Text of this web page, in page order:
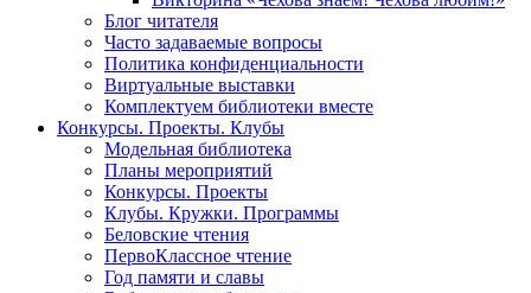
Блог читателя
Часто задаваемые вопросы
Политика конфиденциальности
Виртуальные выставки
Комплектуем библиотеки вместе
Конкурсы. Проекты. Клубы
Модельная библиотека
Планы мероприятий
Конкурсы. Проекты
Клубы. Кружки. Программы
Беловские чтения
ПервоКлассное чтение
Год памяти и славы